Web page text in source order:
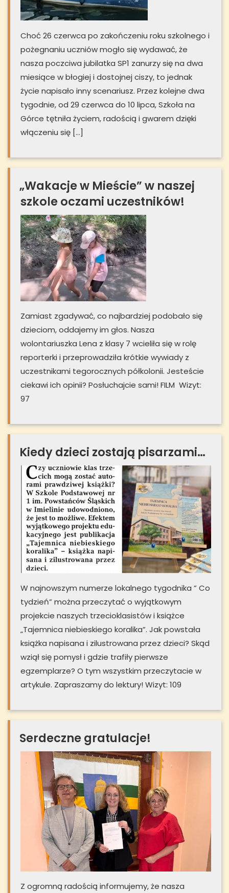
Choć 26 czerwca po zakończeniu roku szkolnego i
pożegnaniu uczniów mogło się wydawać, że
nasza poczciwa jubilatka SP1 zanurzy się na dwa
miesiące w błogiej i dostojnej ciszy, to jednak
życie napisało inny scenariusz. Przez kolejne dwa
tygodnie, od 29 czerwca do 10 lipca, Szkoła na
Górce tętniła życiem, radością i gwarem dzięki
włączeniu się […]
„Wakacje w Mieście” w naszej
szkole oczami uczestników!
Zamiast zgadywać, co najbardziej podobało się
dzieciom, oddajemy im głos. Nasza
wolontariuszka Lena z klasy 7 wcieliła się w rolę
reporterki i przeprowadziła krótkie wywiady z
uczestnikami tegorocznych półkolonii. Jesteście
ciekawi ich opinii? Posłuchajcie sami! FILM Wizyt:
97
Kiedy dzieci zostają pisarzami…
W najnowszym numerze lokalnego tygodnika ” Co
tydzień” można przeczytać o wyjątkowym
projekcie naszych trzecioklasistów i książce
„Tajemnica niebieskiego koralika”. Jak powstała
książka napisana i zilustrowana przez dzieci? Skąd
wziął się pomysł i gdzie trafiły pierwsze
egzemplarze? O tym wszystkim przeczytacie w
artykule. Zapraszamy do lektury! Wizyt: 109
Serdeczne gratulacje!
Z ogromną radością informujemy, że nasza